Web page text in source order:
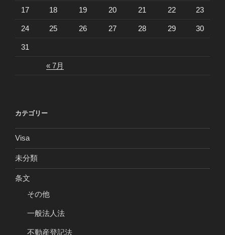
« 7月
17 18 19 20 21 22 23
24 25 26 27 28 29 30
31
カテゴリー
Visa
未分類
条文
その他
一般法人法
不動産登記法